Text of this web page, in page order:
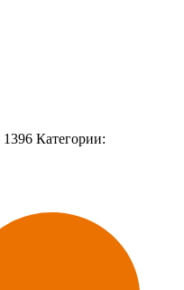
1396 Категории: